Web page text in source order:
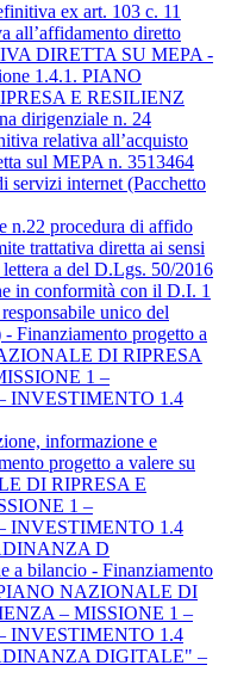
ex art. 103 c. 11
all’affidamento diretto
DIRETTA SU MEPA -
1.4.1. PIANO
E RESILIENZ
dirigenziale n. 24
relativa all’acquisto
sul MEPA n. 3513464
servizi internet (Pacchetto
n.22 procedura di affido
trattativa diretta ai sensi
a del D.Lgs. 50/2016
in conformità con il D.I. 1
unico del
Finanziamento progetto a
DI RIPRESA
1 –
INVESTIMENTO 1.4
informazione e
progetto a valere su
DI RIPRESA E
1 –
INVESTIMENTO 1.4
D
a bilancio - Finanziamento
PIANO NAZIONALE DI
– MISSIONE 1 –
INVESTIMENTO 1.4
DIGITALE" –